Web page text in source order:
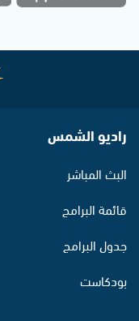
راديو الشمس
البث المباشر
قائمة البرامج
جدول البرامج
بودكاست